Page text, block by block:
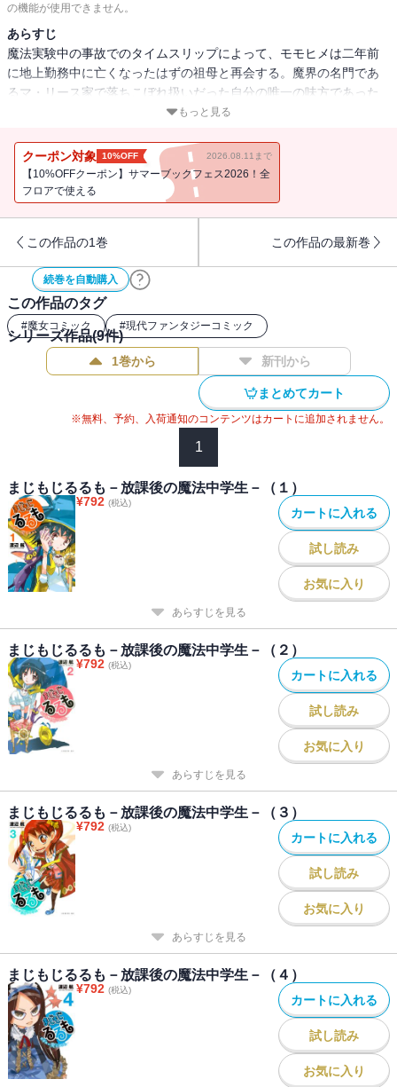
の機能が使用できません。
あらすじ
魔法実験中の事故でのタイムスリップによって、モモヒメは二年前
に地上勤務中に亡くなったはずの祖母と再会する。魔界の名門であ
るマ・リース家で落ちこぼれ扱いだった自分の唯一の味方であった
祖母と再会できたモモヒメは、さらなる奇跡を願うようになる。魔
る──それは、“地上の寿命”に支配された祖母の刻一刻と迫る死期と
の時間の戦いであった。
もっと見る
クーポン対象 10%OFF 2026.08.11まで
【10%OFFクーポン】サマーブックフェス2026！全
フロアで使える
この作品の1巻 この作品の最新巻
続巻を自動購入
この作品のタグ
#魔女コミック #現代ファンタジーコミック
シリーズ作品(9件)
1巻から 新刊から
まとめてカート
※無料、予約、入荷通知のコンテンツはカートに追加されません。
1
まじもじるるも－放課後の魔法中学生－（１）
¥792 (税込)
カートに入れる
試し読み
お気に入り
あらすじを見る
まじもじるるも－放課後の魔法中学生－（２）
¥792 (税込)
カートに入れる
試し読み
お気に入り
あらすじを見る
まじもじるるも－放課後の魔法中学生－（３）
¥792 (税込)
カートに入れる
試し読み
お気に入り
あらすじを見る
まじもじるるも－放課後の魔法中学生－（４）
¥792 (税込)
カートに入れる
試し読み
お気に入り